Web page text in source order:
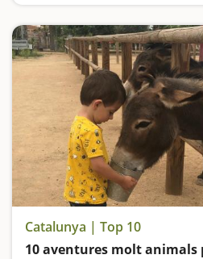
Catalunya | Top 10
10 aventures molt animals